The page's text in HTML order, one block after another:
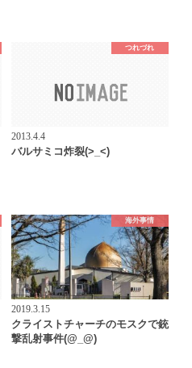
つれづれ
2013.4.4
バルサミコ炸裂(>_<)
海外事情
2019.3.15
クライストチャーチのモスクで銃
撃乱射事件(@_@)